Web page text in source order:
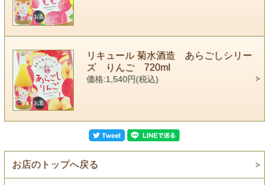
リキュール 菊水酒造 あらごしシリー
ズ りんご 720ml
価格:1,540円(税込)
お店のトップへ戻る